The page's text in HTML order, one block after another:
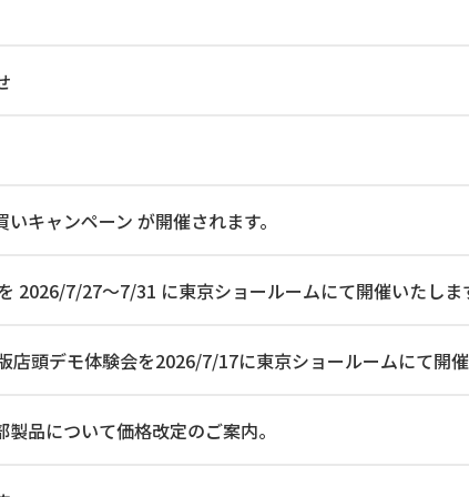
キャンペーン が開催されます。
2026/7/27～7/31 に東京ショールームにて開催いたしま
頭デモ体験会を2026/7/17に東京ショールームにて開催
品について価格改定のご案内。